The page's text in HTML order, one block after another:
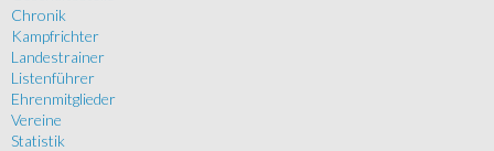
Chronik
Kampfrichter
Landestrainer
Listenführer
Ehrenmitglieder
Vereine
Statistik